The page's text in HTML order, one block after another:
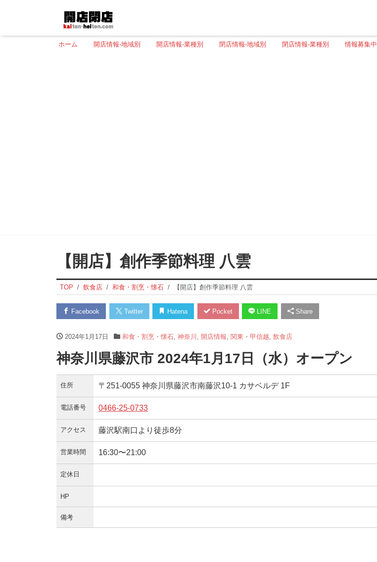
ホーム 開店情報-地域別 開店情報-業種別 閉店情報-地域別 閉店情報-業種別 情報募集中
【開店】創作季節料理 八雲
TOP 飲食店 和食・割烹・懐石 【開店】創作季節料理 八雲
Facebook Twitter Hatena Pocket LINE Share
2024年1月17日 和食・割烹・懐石, 神奈川 開店情報 関東・甲信越 飲食店
神奈川県藤沢市 2024年1月17日（水）オープン
住所 〒251-0055 神奈川県藤沢市南藤沢10-1 カサベルデ 1F
電話番号 0466-25-0733
アクセス 藤沢駅南口より徒歩8分
営業時間 16:30〜21:00
定休日
HP
備考